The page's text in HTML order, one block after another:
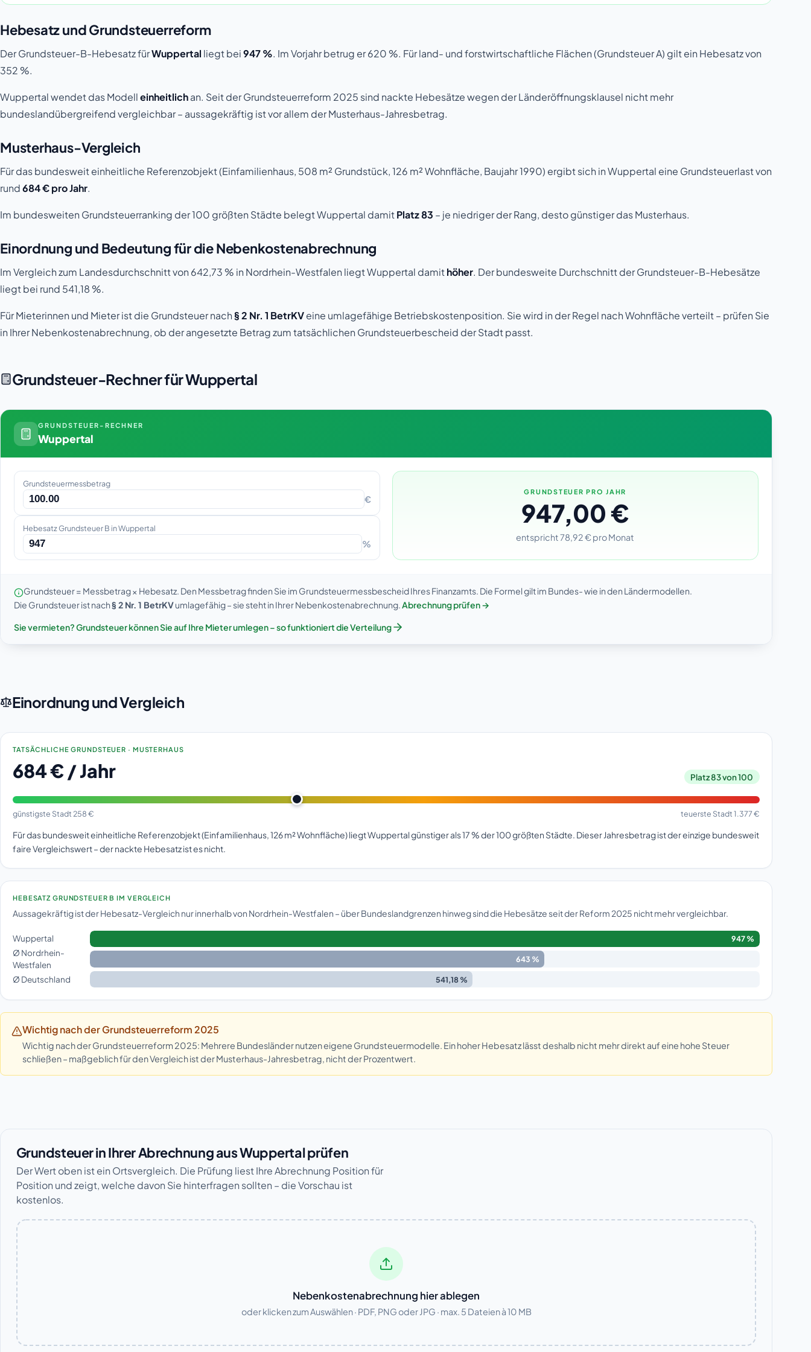
Hebesatz und Grundsteuerreform
Der Grundsteuer-B-Hebesatz fürWuppertal liegt bei947 %. Im Vorjahr betrug er 620 %. Für land- und forstwirtschaftliche Flächen (Grundsteuer A) gilt ein Hebesatz von
352 %.
Wuppertal wendet das Modelleinheitlichan. Seit der Grundsteuerreform 2025 sind nackte Hebesätze wegen der Länderöffnungsklausel nicht mehr
bundeslandübergreifend vergleichbar – aussagekräftig ist vor allem der Musterhaus-Jahresbetrag.
Musterhaus-Vergleich
Für das bundesweit einheitliche Referenzobjekt (Einfamilienhaus, 508 m² Grundstück, 126 m² Wohnfläche, Baujahr 1990) ergibt sich in Wuppertal eine Grundsteuerlast von
rund684 € pro Jahr.
Im bundesweiten Grundsteuerranking der 100 größten Städte belegt Wuppertal damitPlatz 83 – je niedriger der Rang, desto günstiger das Musterhaus.
Einordnung und Bedeutung für die Nebenkostenabrechnung
Im Vergleich zum Landesdurchschnitt von 642,73 % in Nordrhein-Westfalen liegt Wuppertal damithöher. Der bundesweite Durchschnitt der Grundsteuer-B-Hebesätze
liegt bei rund 541,18 %.
Für Mieterinnen und Mieter ist die Grundsteuer nach § 2 Nr. 1 BetrKVeine umlagefähige Betriebskostenposition. Sie wird in der Regel nach Wohnfläche verteilt – prüfen Sie
in Ihrer Nebenkostenabrechnung, ob der angesetzte Betrag zum tatsächlichen Grundsteuerbescheid der Stadt passt.
Grundsteuer-Rechner für Wuppertal
GRUNDSTEUER-RECHNER
Wuppertal
Grundsteuermessbetrag
€
Hebesatz Grundsteuer B in Wuppertal
%
GRUNDSTEUER PRO JAHR
947,00 €
entspricht 78,92 € pro Monat
Grundsteuer = Messbetrag × Hebesatz. Den Messbetrag finden Sie im Grundsteuermessbescheid Ihres Finanzamts. Die Formel gilt im Bundes- wie in den Ländermodellen.
Die Grundsteuer ist nach§ 2 Nr. 1 BetrKVumlagefähig – sie steht in Ihrer Nebenkostenabrechnung.Abrechnung prüfen →
Sie vermieten? Grundsteuer können Sie auf Ihre Mieter umlegen – so funktioniert die Verteilung
Einordnung und Vergleich
TATSÄCHLICHE GRUNDSTEUER · MUSTERHAUS
684 € / Jahr Platz 83 von 100
günstigste Stadt 258 € teuerste Stadt 1.377 €
Für das bundesweit einheitliche Referenzobjekt (Einfamilienhaus, 126 m² Wohnfläche) liegt Wuppertal günstiger als 17 % der 100 größten Städte. Dieser Jahresbetrag ist der einzige bundesweit
faire Vergleichswert – der nackte Hebesatz ist es nicht.
HEBESATZ GRUNDSTEUER B IM VERGLEICH
Aussagekräftig ist der Hebesatz-Vergleich nur innerhalb von Nordrhein-Westfalen – über Bundeslandgrenzen hinweg sind die Hebesätze seit der Reform 2025 nicht mehr vergleichbar.
Wuppertal 947 %
Ø Nordrhein-
Westfalen
643 %
Ø Deutschland 541,18 %
Wichtig nach der Grundsteuerreform 2025
Wichtig nach der Grundsteuerreform 2025: Mehrere Bundesländer nutzen eigene Grundsteuermodelle. Ein hoher Hebesatz lässt deshalb nicht mehr direkt auf eine hohe Steuer
schließen – maßgeblich für den Vergleich ist der Musterhaus-Jahresbetrag, nicht der Prozentwert.
Grundsteuer in Ihrer Abrechnung aus Wuppertal prüfen
Der Wert oben ist ein Ortsvergleich. Die Prüfung liest Ihre Abrechnung Position für
Position und zeigt, welche davon Sie hinterfragen sollten – die Vorschau ist
kostenlos.
Nebenkostenabrechnung hier ablegen
oder klicken zum Auswählen · PDF, PNG oder JPG · max. 5 Dateien à 10 MB